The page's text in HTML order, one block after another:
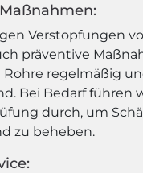
Verstopfungen
präventive
Rohre regelmäßig
Bei Bedarf führen
durch, um
zu beheben.